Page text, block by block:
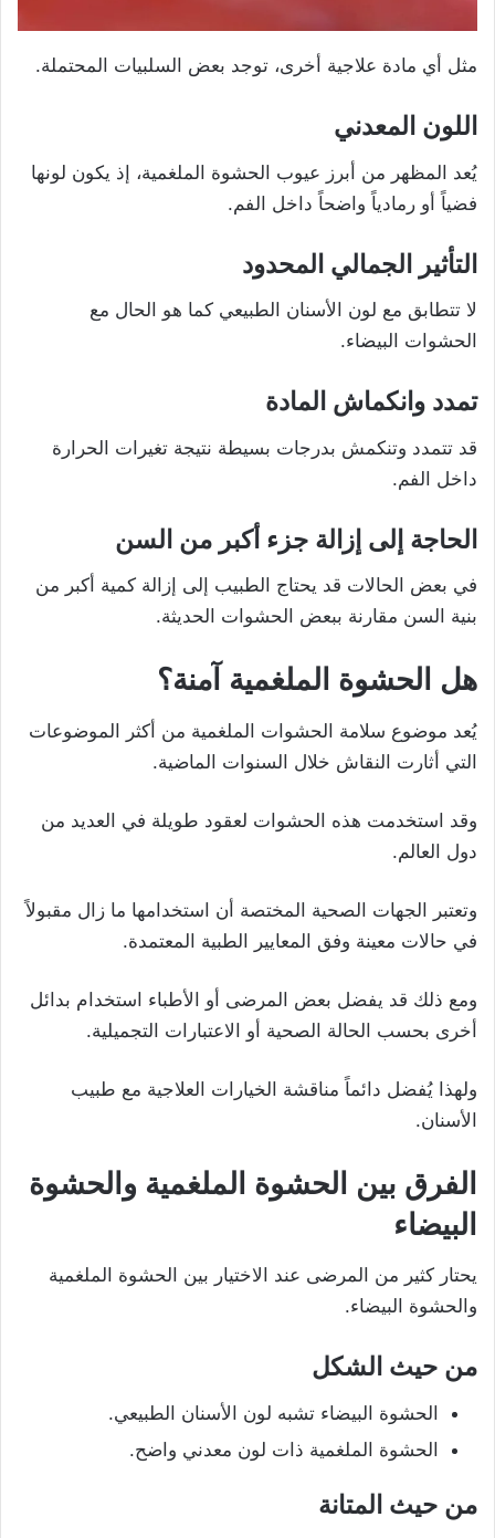
مثل أي مادة علاجية أخرى، توجد بعض السلبيات المحتملة.
اللون المعدني
يُعد المظهر من أبرز عيوب الحشوة الملغمية، إذ يكون لونها
فضياً أو رمادياً واضحاً داخل الفم.
التأثير الجمالي المحدود
لا تتطابق مع لون الأسنان الطبيعي كما هو الحال مع
الحشوات البيضاء.
تمدد وانكماش المادة
قد تتمدد وتنكمش بدرجات بسيطة نتيجة تغيرات الحرارة
داخل الفم.
الحاجة إلى إزالة جزء أكبر من السن
في بعض الحالات قد يحتاج الطبيب إلى إزالة كمية أكبر من
بنية السن مقارنة ببعض الحشوات الحديثة.
هل الحشوة الملغمية آمنة؟
يُعد موضوع سلامة الحشوات الملغمية من أكثر الموضوعات
التي أثارت النقاش خلال السنوات الماضية.
وقد استخدمت هذه الحشوات لعقود طويلة في العديد من
دول العالم.
وتعتبر الجهات الصحية المختصة أن استخدامها ما زال مقبولاً
في حالات معينة وفق المعايير الطبية المعتمدة.
ومع ذلك قد يفضل بعض المرضى أو الأطباء استخدام بدائل
أخرى بحسب الحالة الصحية أو الاعتبارات التجميلية.
ولهذا يُفضل دائماً مناقشة الخيارات العلاجية مع طبيب
الأسنان.
الفرق بين الحشوة الملغمية والحشوة
البيضاء
يحتار كثير من المرضى عند الاختيار بين الحشوة الملغمية
والحشوة البيضاء.
من حيث الشكل
الحشوة البيضاء تشبه لون الأسنان الطبيعي.
الحشوة الملغمية ذات لون معدني واضح.
من حيث المتانة